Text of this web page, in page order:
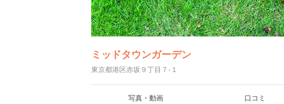
ミッドタウンガーデン
東京都港区赤坂９丁目７-１
写真・動画 口コミ